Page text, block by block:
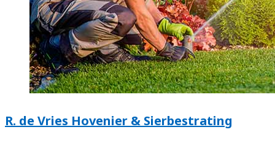
R. de Vries Hovenier & Sierbestrating